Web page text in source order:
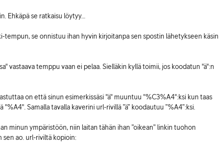
Ehkäpä se ratkaisu löytyy…
tempun, se onnistuu ihan hyvin kirjoitanpa sen spostin lähetykseen käsin
vastaava temppu vaan ei pelaa. Sielläkin kyllä toimii, jos koodatun "ä":n
on että sinun esimerkissäsi "ä" muuntuu "%C3%A4":ksi kun taas
Samalla tavalla kaverini url-rivillä ”ä” koodautuu ”%A4”:ksi.
minun ympäristöön, niin laitan tähän ihan ”oikean” linkin tuohon
sen ao. url-riviltä kopioin: